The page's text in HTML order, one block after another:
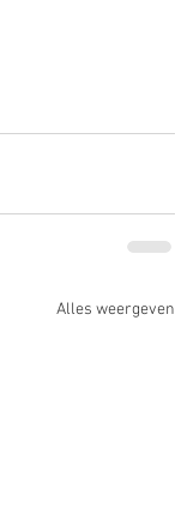
Alles weergeven